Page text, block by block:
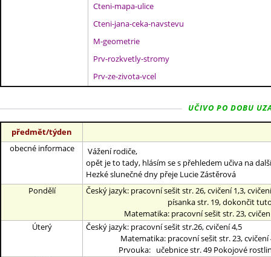
Cteni-mapa-ulice
Cteni-jana-ceka-navstevu
M-geometrie
Prv-rozkvetly-stromy
Prv-ze-zivota-vcel
UČIVO PO DOBU
předmět/týden
obecné informace
Vážení rodiče,
opět je to tady, hlásím se s přehledem učiva na
Hezké slunečné dny přeje Lucie Zástěrová
Pondělí
Český jazyk: pracovní sešit str. 26, cvičení 1,3,
písanka str. 19, dokončit tuto
Matematika: pracovní sešit str. 23, cvičení
Úterý
Český jazyk: pracovní sešit str.26, cvičení 4,5
Matematika: pracovní sešit str. 23, cvičení
Prvouka: učebnice str. 49 Pokojové rostliny